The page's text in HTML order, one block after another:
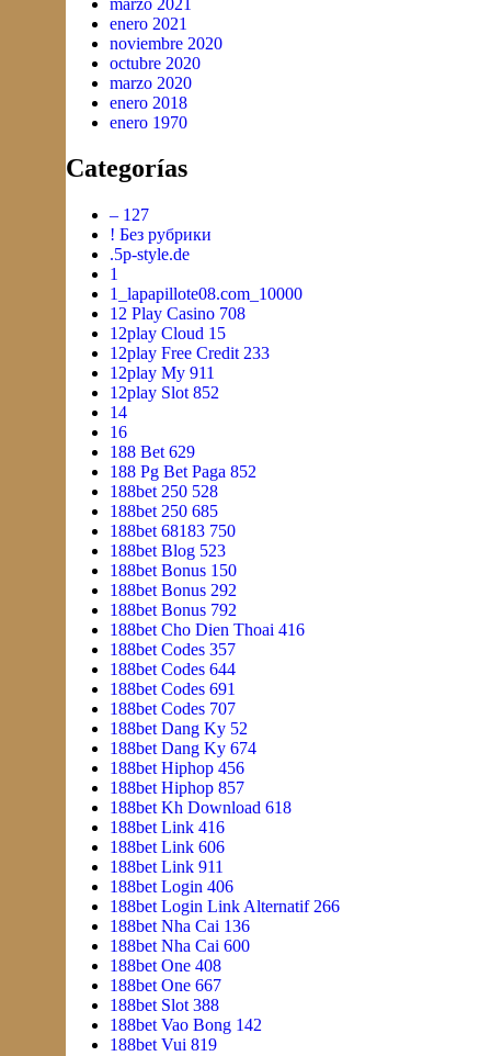
enero 2021
noviembre 2020
octubre 2020
marzo 2020
enero 2018
enero 1970
Categorías
– 127
! Без рубрики
.5p-style.de
1
1_lapapillote08.com_10000
12 Play Casino 708
12play Cloud 15
12play Free Credit 233
12play My 911
12play Slot 852
14
16
188 Bet 629
188 Pg Bet Paga 852
188bet 250 528
188bet 250 685
188bet 68183 750
188bet Blog 523
188bet Bonus 150
188bet Bonus 292
188bet Bonus 792
188bet Cho Dien Thoai 416
188bet Codes 357
188bet Codes 644
188bet Codes 691
188bet Codes 707
188bet Dang Ky 52
188bet Dang Ky 674
188bet Hiphop 456
188bet Hiphop 857
188bet Kh Download 618
188bet Link 416
188bet Link 606
188bet Link 911
188bet Login 406
188bet Login Link Alternatif 266
188bet Nha Cai 136
188bet Nha Cai 600
188bet One 408
188bet One 667
188bet Slot 388
188bet Vao Bong 142
188bet Vui 819